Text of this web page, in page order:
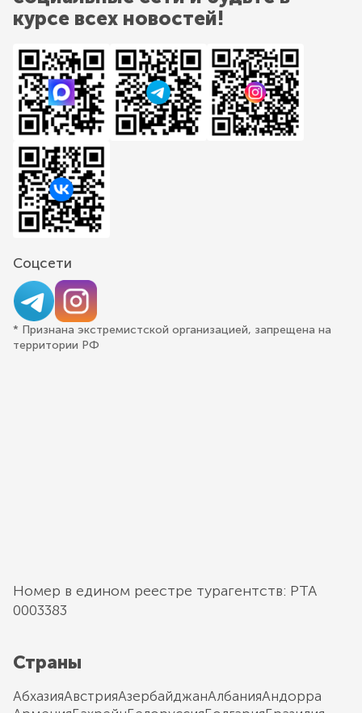
курсе всех новостей!
Соцсети
* Признана экстремистской организацией, запрещена на
территории РФ
Номер в едином реестре турагентств: РТА
0003383
Страны
АбхазияАвстрияАзербайджанАлбанияАндорра